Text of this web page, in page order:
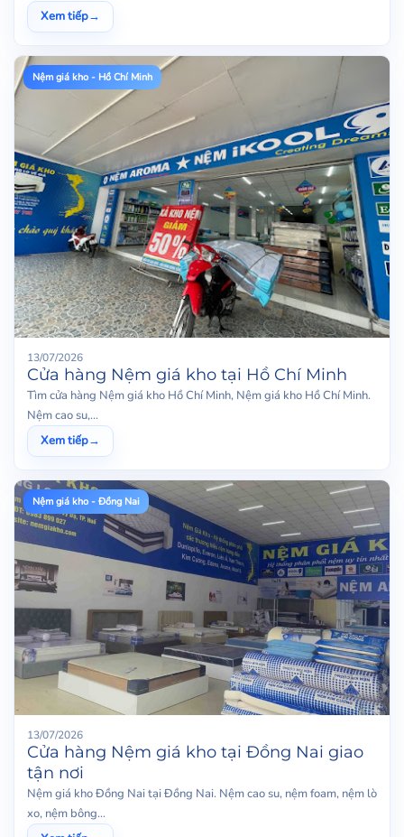
Xem tiếp→
Nệm giá kho - Hồ Chí Minh
13/07/2026
Cửa hàng Nệm giá kho tại Hồ Chí Minh
Tìm cửa hàng Nệm giá kho Hồ Chí Minh, Nệm giá kho Hồ Chí Minh.
Nệm cao su,...
Xem tiếp→
Nệm giá kho - Đồng Nai
13/07/2026
Cửa hàng Nệm giá kho tại Đồng Nai giao
tận nơi
Nệm giá kho Đồng Nai tại Đồng Nai. Nệm cao su, nệm foam, nệm lò
xo, nệm bông...